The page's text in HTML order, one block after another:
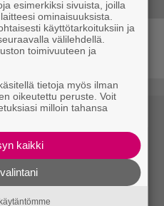
uuden episodin
esimerkiksi sivuista, joilla
ominaisuuksista.
käyttötarkoituksiin ja
välilehdellä.
toimivuuteen ja
tietoja myös ilman
oikeutettu peruste. Voit
milloin tahansa
kaikki